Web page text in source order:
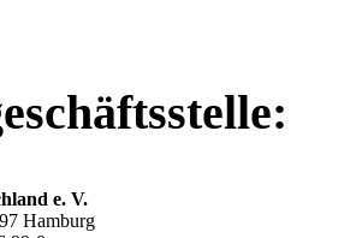
e. V.
Hamburg